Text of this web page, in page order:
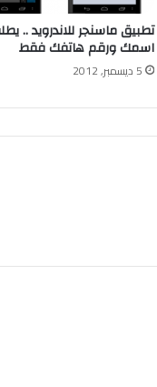
تطبيق ماسنجر للاندرويد ..
اسمك ورقم هاتفك فقط
5 ديسمبر, 2012